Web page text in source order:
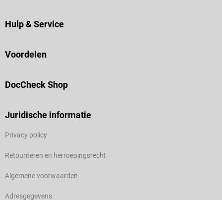
Hulp & Service
Voordelen
DocCheck Shop
Juridische informatie
Privacy policy
Retourneren en herroepingsrecht
Algemene voorwaarden
Adresgegevens